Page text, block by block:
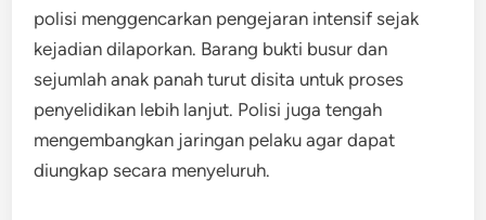
polisi menggencarkan pengejaran intensif sejak
kejadian dilaporkan. Barang bukti busur dan
sejumlah anak panah turut disita untuk proses
penyelidikan lebih lanjut. Polisi juga tengah
mengembangkan jaringan pelaku agar dapat
diungkap secara menyeluruh.